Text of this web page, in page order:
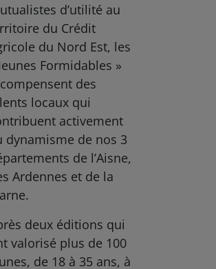
d’utilité au
du Crédit
du Nord Est, les
Formidables »
des
locaux qui
activement
dynamisme de nos 3
de l’Aisne,
Ardennes et de la
deux éditions qui
valorisé plus de 100
de 18 à 35 ans, à